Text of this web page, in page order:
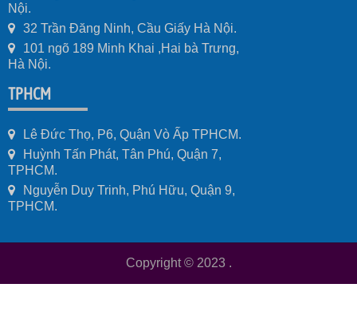
Nội.
32 Trần Đăng Ninh, Cầu Giấy Hà Nội.
101 ngõ 189 Minh Khai ,Hai bà Trưng,
Hà Nội.
TPHCM
Lê Đức Thọ, P6, Quận Vò Ấp TPHCM.
Huỳnh Tấn Phát, Tân Phú, Quận 7,
TPHCM.
Nguyễn Duy Trinh, Phú Hữu, Quận 9,
TPHCM.
Copyright © 2023 .